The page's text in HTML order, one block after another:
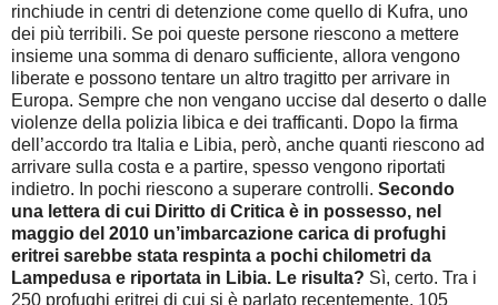
rinchiude in centri di detenzione come quello di Kufra, uno
dei più terribili. Se poi queste persone riescono a mettere
insieme una somma di denaro sufficiente, allora vengono
liberate e possono tentare un altro tragitto per arrivare in
Europa. Sempre che non vengano uccise dal deserto o dalle
violenze della polizia libica e dei trafficanti. Dopo la firma
dell’accordo tra Italia e Libia, però, anche quanti riescono ad
arrivare sulla costa e a partire, spesso vengono riportati
indietro. In pochi riescono a superare controlli. Secondo
una lettera di cui Diritto di Critica è in possesso, nel
maggio del 2010 un’imbarcazione carica di profughi
eritrei sarebbe stata respinta a pochi chilometri da
Lampedusa e riportata in Libia. Le risulta? Sì, certo. Tra i
250 profughi eritrei di cui si è parlato recentemente, 105